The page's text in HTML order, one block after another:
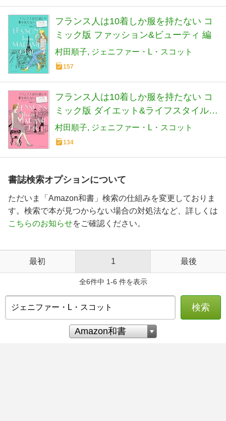
フランス人は10着しか服を持たない コ
ミック版 ファッション&ビューティ 編
村田順子 ジェニファー・L・スコット
157
フランス人は10着しか服を持たない コ
ミック版 ダイエット&ライフスタイル
編
村田順子 ジェニファー・L・スコット
134
書誌検索オプションについて
ただいま「Amazon和書」検索の仕組みを変更しておりま
す。検索で本が見つからない場合の対処法など、詳しくは
こちらのお知らせをご確認ください。
最初 1 最後
全6件中 1-6 件を表示
検索